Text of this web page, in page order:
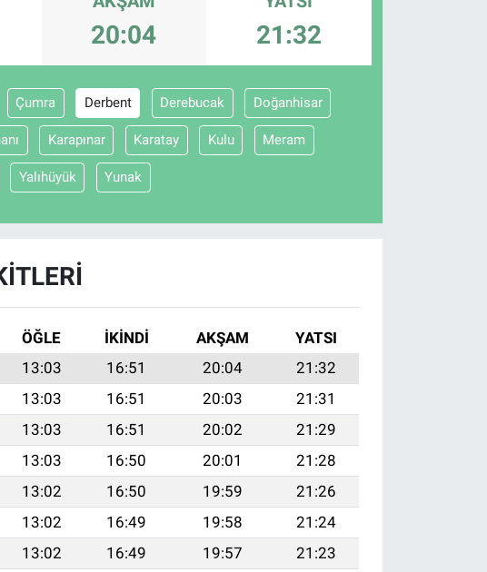
20:04 21:32
Çumra Derbent Derebucak Doğanhisar
Karapınar Karatay Kulu Meram
Yalıhüyük Yunak
ÖĞLE İKINDI AKŞAM
YATSI
13:03 16:51 20:04
21:32
13:03 16:51 20:03
21:31
13:03 16:51 20:02
21:29
13:03 16:50 20:01
21:28
13:02 16:50 19:59
21:26
13:02 16:49 19:58
21:24
13:02 16:49 19:57
21:23